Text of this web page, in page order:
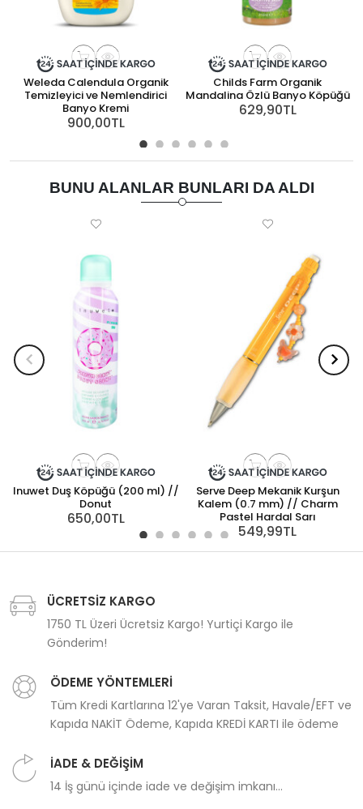
Weleda Calendula Organik
Temizleyici ve Nemlendirici
Banyo Kremi
900,00TL
Childs Farm Organik
Mandalina Özlü Banyo Köpüğü
629,90TL
BUNU ALANLAR BUNLARI DA ALDI
Inuwet Duş Köpüğü (200 ml) //
Donut
650,00TL
Serve Deep Mekanik Kurşun
Kalem (0.7 mm) // Charm
Pastel Hardal Sarı
549,99TL
ÜCRETSİZ KARGO
1750 TL Üzeri Ücretsiz Kargo! Yurtiçi Kargo ile
Gönderim!
ÖDEME YÖNTEMLERİ
Tüm Kredi Kartlarına 12'ye Varan Taksit, Havale/EFT ve
Kapıda NAKİT Ödeme, Kapıda KREDİ KARTI ile ödeme
İADE & DEĞİŞİM
14 İş günü içinde iade ve değişim imkanı...